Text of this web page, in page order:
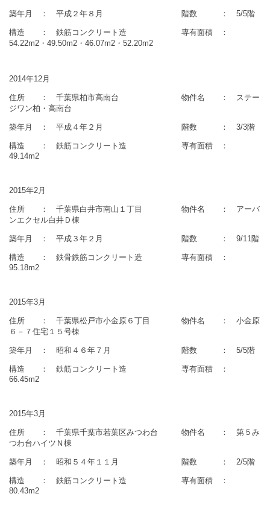
築年月 ： 平成２年８月 階数 ： 5/5階
構造 ： 鉄筋コンクリート造 専有面積 ：
54.22m2・49.50m2・46.07m2・52.20m2
2014年12月
住所 ： 千葉県柏市高南台 物件名 ： ステー
ジワン柏・高南台
築年月 ： 平成４年２月 階数 ： 3/3階
構造 ： 鉄筋コンクリート造 専有面積 ：
49.14m2
2015年2月
住所 ： 千葉県白井市南山１丁目 物件名 ： アーバ
ンエクセル白井Ｄ棟
築年月 ： 平成３年２月 階数 ： 9/11階
構造 ： 鉄骨鉄筋コンクリート造 専有面積 ：
95.18m2
2015年3月
住所 ： 千葉県松戸市小金原６丁目 物件名 ： 小金原
６－７住宅１５号棟
築年月 ： 昭和４６年７月 階数 ： 5/5階
構造 ： 鉄筋コンクリート造 専有面積 ：
66.45m2
2015年3月
住所 ： 千葉県千葉市若葉区みつわ台 物件名 ： 第５み
つわ台ハイツＮ棟
築年月 ： 昭和５４年１１月 階数 ： 2/5階
構造 ： 鉄筋コンクリート造 専有面積 ：
80.43m2